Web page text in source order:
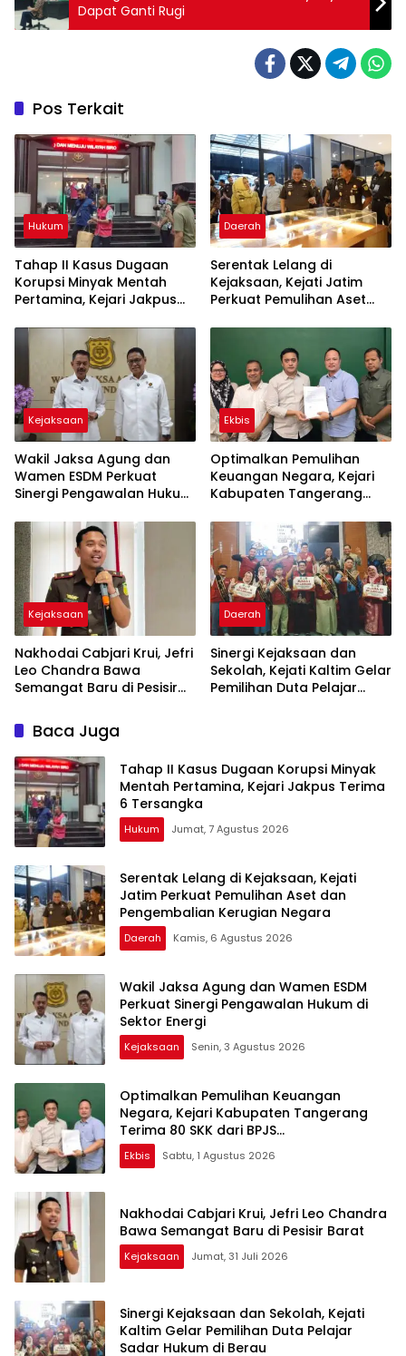
Dapat Ganti Rugi
Pos Terkait
Hukum
Tahap II Kasus Dugaan
Korupsi Minyak Mentah
Pertamina, Kejari Jakpus
Daerah
Serentak Lelang di
Kejaksaan, Kejati Jatim
Perkuat Pemulihan Aset
Kerugian Negara
Kejaksaan
Wakil Jaksa Agung dan
Wamen ESDM Perkuat
Sinergi Pengawalan Hukum
Ekbis
Optimalkan Pemulihan
Keuangan Negara, Kejari
Kabupaten Tangerang
Ketenagakerjaan
Kejaksaan
Nakhodai Cabjari Krui, Jefri
Leo Chandra Bawa
Semangat Baru di Pesisir
Daerah
Sinergi Kejaksaan dan
Sekolah, Kejati Kaltim Gelar
Pemilihan Duta Pelajar
Baca Juga
Tahap II Kasus Dugaan Korupsi Minyak
Mentah Pertamina, Kejari Jakpus Terima
6 Tersangka
Hukum Jumat, 7 Agustus 2026
Serentak Lelang di Kejaksaan, Kejati
Jatim Perkuat Pemulihan Aset dan
Pengembalian Kerugian Negara
Daerah Kamis, 6 Agustus 2026
Wakil Jaksa Agung dan Wamen ESDM
Perkuat Sinergi Pengawalan Hukum di
Sektor Energi
Kejaksaan Senin, 3 Agustus 2026
Optimalkan Pemulihan Keuangan
Negara, Kejari Kabupaten Tangerang
Terima 80 SKK dari BPJS
Ketenagakerjaan
Ekbis Sabtu, 1 Agustus 2026
Nakhodai Cabjari Krui, Jefri Leo Chandra
Bawa Semangat Baru di Pesisir Barat
Kejaksaan Jumat, 31 Juli 2026
Sinergi Kejaksaan dan Sekolah, Kejati
Kaltim Gelar Pemilihan Duta Pelajar
Sadar Hukum di Berau